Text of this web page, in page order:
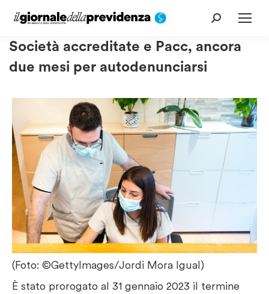
Cerca:
Società accreditate e Pacc, ancora
due mesi per autodenunciarsi
(Foto: ©GettyImages/Jordi Mora Igual)
È stato prorogato al 31 gennaio 2023 il termine